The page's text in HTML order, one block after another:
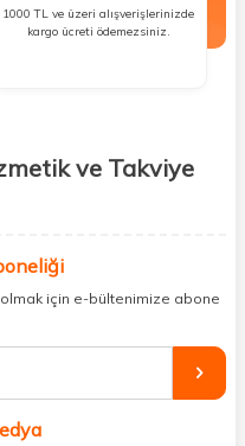
1000 TL ve üzeri alışverişlerinizde
kargo ücreti ödemezsiniz.
ve Takviye
ürünlerini sizlerle
gerek yok;
topluyor ve kapınıza kadar
güzelliğinizi tamamlayabilir,
edici gıdalara
ve hızlı kargo avantajıyla
için e-bültenimize abone